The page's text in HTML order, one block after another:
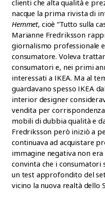
clienti che alta qualità e
nacque la prima rivista di
Hemmet, cioè “Tutto sulla
Marianne Fredriksson
giornalismo professionale
consumatore. Voleva
consumatori e, nei primi
interessati a IKEA. Ma al
guardavano spesso IKEA
interior designer
vendita per
mobili di dubbia qualità e
Fredriksson però iniziò a
continuava ad acquistare
immagine negativa non
convinta che i
un test approfondito del
vicino la nuova realtà dello